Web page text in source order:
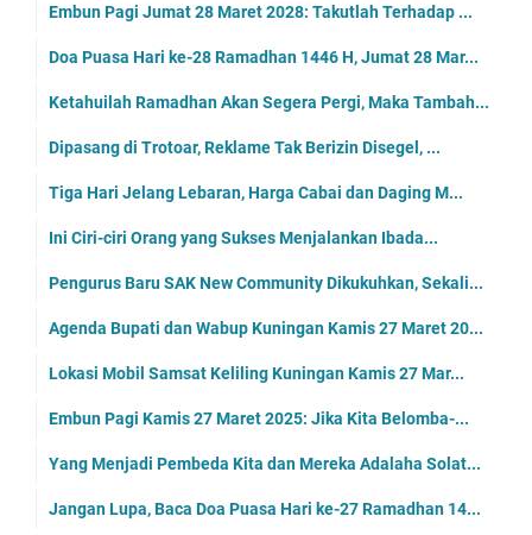
Embun Pagi Jumat 28 Maret 2028: Takutlah Terhadap ...
Doa Puasa Hari ke-28 Ramadhan 1446 H, Jumat 28 Mar...
Ketahuilah Ramadhan Akan Segera Pergi, Maka Tambah...
Dipasang di Trotoar, Reklame Tak Berizin Disegel, ...
Tiga Hari Jelang Lebaran, Harga Cabai dan Daging M...
Ini Ciri-ciri Orang yang Sukses Menjalankan Ibada...
Pengurus Baru SAK New Community Dikukuhkan, Sekali...
Agenda Bupati dan Wabup Kuningan Kamis 27 Maret 20...
Lokasi Mobil Samsat Keliling Kuningan Kamis 27 Mar...
Embun Pagi Kamis 27 Maret 2025: Jika Kita Belomba-...
Yang Menjadi Pembeda Kita dan Mereka Adalaha Solat...
Jangan Lupa, Baca Doa Puasa Hari ke-27 Ramadhan 14...